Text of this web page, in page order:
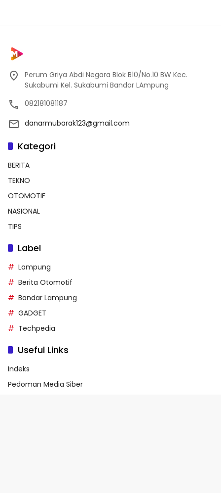
Perum Griya Abdi Negara Blok B10/No.10 BW Kec.
Sukabumi Kel. Sukabumi Bandar LAmpung
082181081187
danarmubarak123@gmail.com
Kategori
BERITA
TEKNO
OTOMOTIF
NASIONAL
TIPS
Label
Lampung
Berita Otomotif
Bandar Lampung
GADGET
Techpedia
Useful Links
Indeks
Pedoman Media Siber